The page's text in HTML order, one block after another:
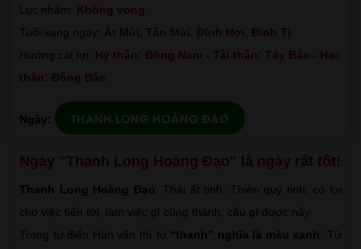
Lục nhâm: Không vong
Tuổi xung ngày: Ất Mùi, Tân Mùi, Đinh Hợi, Đinh Tị
Hướng cát lợi: Hỷ thần: Đông Nam - Tài thần: Tây Bắc - Hạc
thần: Đông Bắc
Ngày: THANH LONG HOÀNG ĐẠO
Ngày "Thanh Long Hoàng Đạo" là ngày rất tốt!
Thanh Long Hoàng Đạo : Thái ất tinh, Thiên quý tinh, có lợi
cho việc tiến tới, làm việc gì cũng thành, cầu gì được nấy.
Trong từ điển Hán văn thì từ “thanh” nghĩa là màu xanh
. Từ